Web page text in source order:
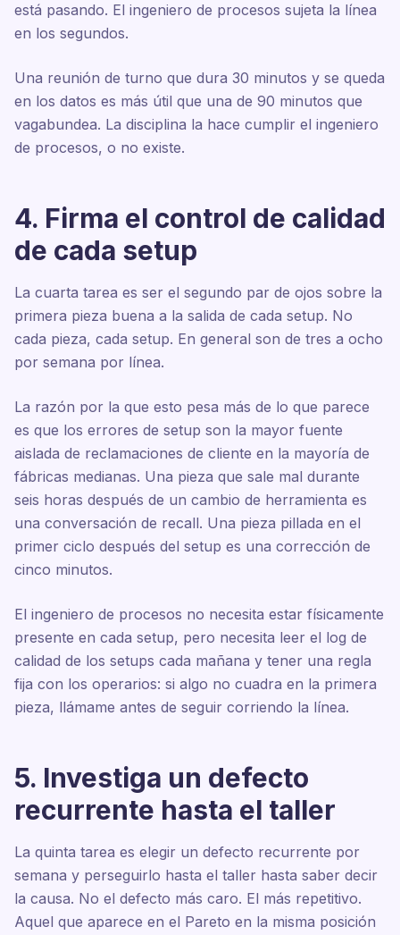
está pasando. El ingeniero de procesos sujeta la línea
en los segundos.
Una reunión de turno que dura 30 minutos y se queda
en los datos es más útil que una de 90 minutos que
vagabundea. La disciplina la hace cumplir el ingeniero
de procesos, o no existe.
4. Firma el control de calidad
de cada setup
La cuarta tarea es ser el segundo par de ojos sobre la
primera pieza buena a la salida de cada setup. No
cada pieza, cada setup. En general son de tres a ocho
por semana por línea.
La razón por la que esto pesa más de lo que parece
es que los errores de setup son la mayor fuente
aislada de reclamaciones de cliente en la mayoría de
fábricas medianas. Una pieza que sale mal durante
seis horas después de un cambio de herramienta es
una conversación de recall. Una pieza pillada en el
primer ciclo después del setup es una corrección de
cinco minutos.
El ingeniero de procesos no necesita estar físicamente
presente en cada setup, pero necesita leer el log de
calidad de los setups cada mañana y tener una regla
fija con los operarios: si algo no cuadra en la primera
pieza, llámame antes de seguir corriendo la línea.
5. Investiga un defecto
recurrente hasta el taller
La quinta tarea es elegir un defecto recurrente por
semana y perseguirlo hasta el taller hasta saber decir
la causa. No el defecto más caro. El más repetitivo.
Aquel que aparece en el Pareto en la misma posición